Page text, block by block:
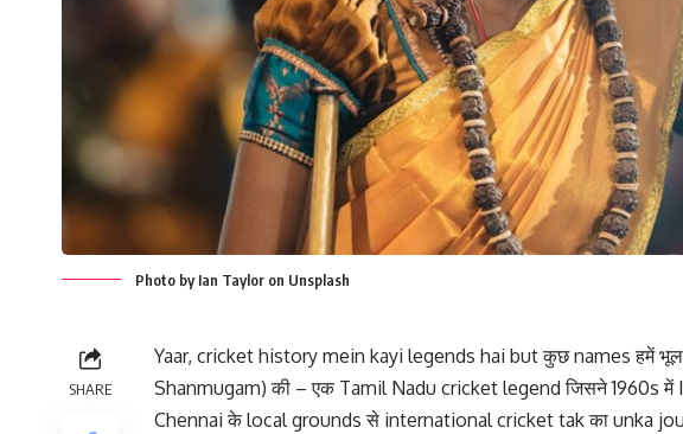
Photo by Ian Taylor on Unsplash
SHARE
Yaar, cricket history mein kayi legends hai but कुछ names हमें
Shanmugam) की – एक Tamil Nadu cricket legend जिसने 1960s में
Chennai के local grounds से international cricket tak का unka